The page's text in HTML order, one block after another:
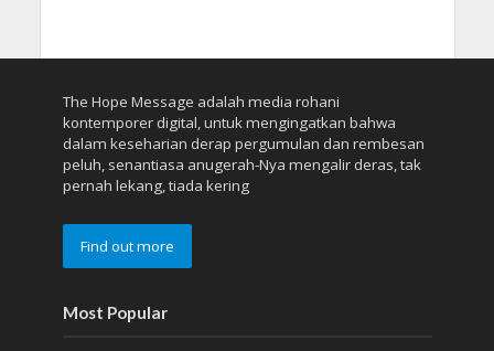
The Hope Message adalah media rohani
kontemporer digital, untuk mengingatkan bahwa
dalam keseharian derap pergumulan dan rembesan
peluh, senantiasa anugerah-Nya mengalir deras, tak
pernah lekang, tiada kering
Find out more
Most Popular